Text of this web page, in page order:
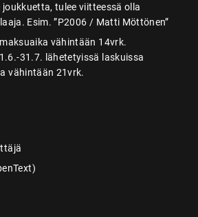
joukkuetta, tulee viitteessä olla
Esim. ”P2006 / Matti Möttönen”
vähintään 14vrk.
31.7. lähetetyissä laskuissa
vähintään 21vrk.